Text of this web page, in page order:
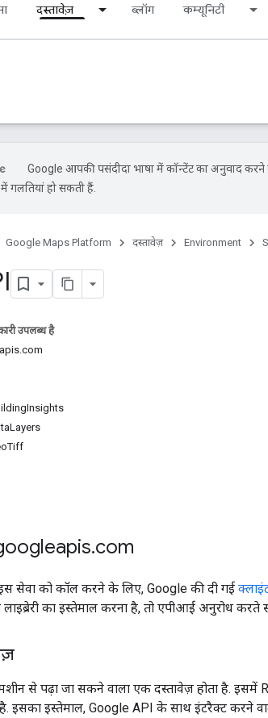
दस्तावेज़ ब्लॉग कम्यूनिटी
Google आपकी पसंदीदा भाषा में कॉन्टेंट का अनुवाद
गलतियां हो सकती हैं.
Google Maps Platform दस्तावेज़ Environment
उपलब्ध है
.com
इस सेवा को कॉल करने के लिए, Google की दी गई
का इस्तेमाल करना है, तो एपीआई अनुरोध
से पढ़ा जा सकने वाला एक दस्तावेज़ होता है. इसमें
है. इसका इस्तेमाल, Google API के साथ इंटरैक्ट करने